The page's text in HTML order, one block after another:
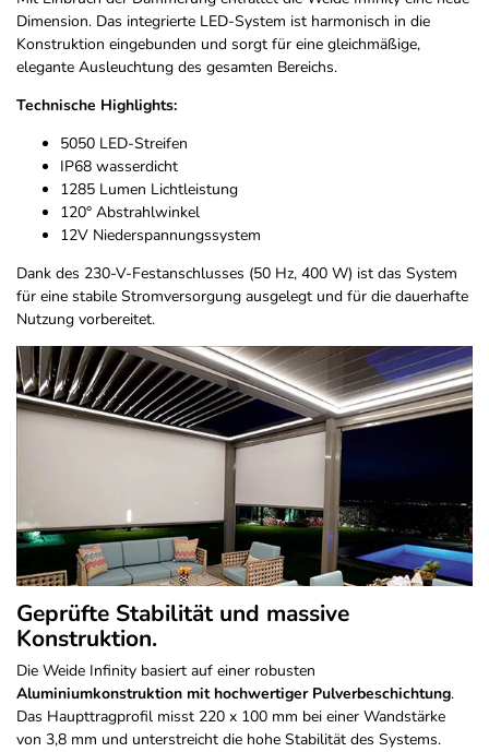
Dimension. Das integrierte LED-System ist harmonisch in die
Konstruktion eingebunden und sorgt für eine gleichmäßige,
elegante Ausleuchtung des gesamten Bereichs.
Technische Highlights:
5050 LED-Streifen
IP68 wasserdicht
1285 Lumen Lichtleistung
120° Abstrahlwinkel
12V Niederspannungssystem
Dank des 230-V-Festanschlusses (50 Hz, 400 W) ist das System
für eine stabile Stromversorgung ausgelegt und für die dauerhafte
Nutzung vorbereitet.
Geprüfte Stabilität und massive
Konstruktion.
Die Weide Infinity basiert auf einer robusten
Aluminiumkonstruktion mit hochwertiger Pulverbeschichtung.
Das Haupttragprofil misst 220 x 100 mm bei einer Wandstärke
von 3,8 mm und unterstreicht die hohe Stabilität des Systems.